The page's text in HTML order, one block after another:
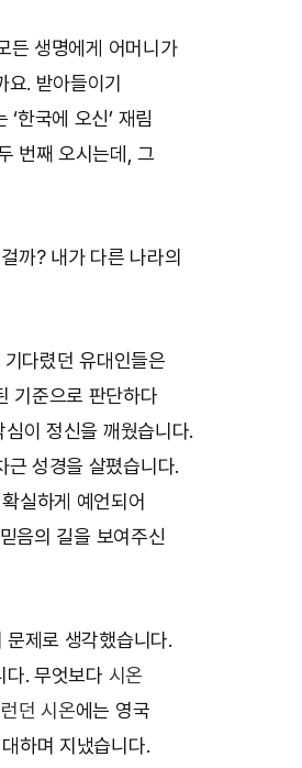
든 생명에게 어머니가
. 받아들이기
한국에 오신’ 재림
번째 오시는데, 그
까? 내가 다른 나라의
다렸던 유대인들은
기준으로 판단하다
이 정신을 깨웠습니다.
근 성경을 살폈습니다.
실하게 예언되어
음의 길을 보여주신
제로 생각했습니다.
다. 무엇보다 시온
런던 시온에는 영국
하며 지냈습니다.